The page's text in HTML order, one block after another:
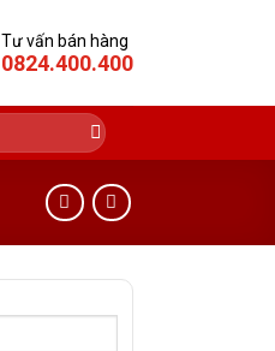
Tư vấn bán hàng
0824.400.400